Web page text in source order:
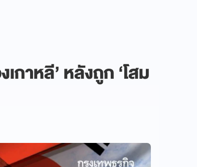
กาหลี’ หลังถูก ‘โสม